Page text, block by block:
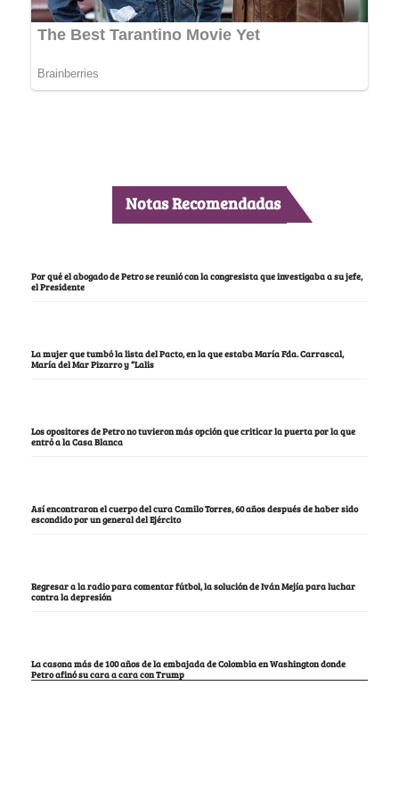
Notas Recomendadas
Por qué el abogado de Petro se reunió con la congresista que investigaba a su jefe,
el Presidente
La mujer que tumbó la lista del Pacto, en la que estaba María Fda. Carrascal,
María del Mar Pizarro y “Lalis
Los opositores de Petro no tuvieron más opción que criticar la puerta por la que
entró a la Casa Blanca
Así encontraron el cuerpo del cura Camilo Torres, 60 años después de haber sido
escondido por un general del Ejército
Regresar a la radio para comentar fútbol, la solución de Iván Mejía para luchar
contra la depresión
La casona más de 100 años de la embajada de Colombia en Washington donde
Petro afinó su cara a cara con Trump